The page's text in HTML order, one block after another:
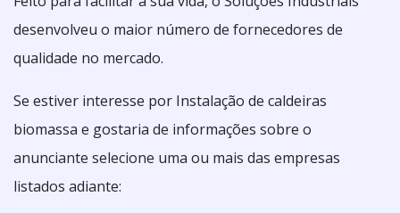
desenvolveu o maior número de fornecedores de
qualidade no mercado.
Se estiver interesse por Instalação de caldeiras
biomassa e gostaria de informações sobre o
anunciante selecione uma ou mais das empresas
listados adiante: